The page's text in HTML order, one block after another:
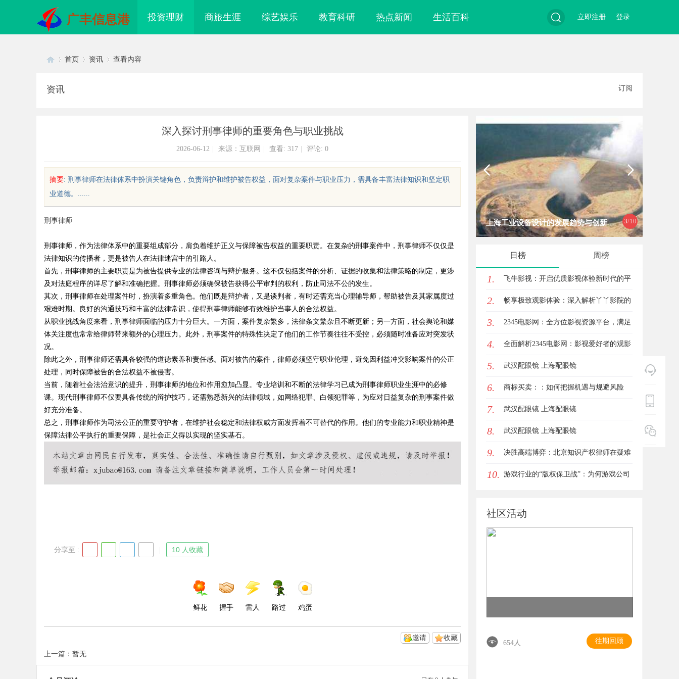
广丰信息港 投资理财 商旅生涯 综艺娱乐 教育科研 热点新闻 生活百科 登录
立即注册
uz
!
首页 资讯 查看内容
资讯 订阅
深入探讨刑事律师的重要角色与职业挑战
2026-06-12 来源：互联网 查看: 317 评论: 0
摘要: 刑事律师在法律体系中扮演关键角色，负责辩护和维护被告权益，面对复杂案件与职业压力，需具备丰富法律知识和坚定职
业道德。......
刑事律师
刑事律师，作为法律体系中的重要组成部分，肩负着维护正义与保障被告权益的重要职责。在复杂的刑事案件中，刑事律师不仅仅是
法律知识的传播者，更是被告人在法律迷宫中的引路人。
首先，刑事律师的主要职责是为被告提供专业的法律咨询与辩护服务。这不仅包括案件的分析、证据的收集和法律策略的制定，更涉
及对法庭程序的详尽了解和准确把握。刑事律师必须确保被告获得公平审判的权利，防止司法不公的发生。
其次，刑事律师在处理案件时，扮演着多重角色。他们既是辩护者，又是谈判者，有时还需充当心理辅导师，帮助被告及其家属度过
艰难时期。良好的沟通技巧和丰富的法律常识，使得刑事律师能够有效维护当事人的合法权益。
从职业挑战角度来看，刑事律师面临的压力十分巨大。一方面，案件复杂繁多，法律条文繁杂且不断更新；另一方面，社会舆论和媒
体关注度也常常给律师带来额外的心理压力。此外，刑事案件的特殊性决定了他们的工作节奏往往不受控，必须随时准备应对突发状
况。
除此之外，刑事律师还需具备较强的道德素养和责任感。面对被告的案件，律师必须坚守职业伦理，避免因利益冲突影响案件的公正
处理，同时保障被告的合法权益不被侵害。
当前，随着社会法治意识的提升，刑事律师的地位和作用愈加凸显。专业培训和不断的法律学习已成为刑事律师职业生涯中的必修
课。现代刑事律师不仅要具备传统的辩护技巧，还需熟悉新兴的法律领域，如网络犯罪、白领犯罪等，为应对日益复杂的刑事案件做
好充分准备。
总之，刑事律师作为司法公正的重要守护者，在维护社会稳定和法律权威方面发挥着不可替代的作用。他们的专业能力和职业精神是
保障法律公平执行的重要保障，是社会正义得以实现的坚实基石。
分享至 : 10 人收藏
鲜花 握手 雷人 路过 鸡蛋
收藏
邀请
上一篇：暂无
3/10
厦专业危化品运输：八类腐蚀
类杂项合规全品类承运解决方 发体系全解析
上海工业设备设计的发展趋势与创新
日榜 周榜
1. 飞牛影视：开启优质影视体验新时代的平
台解析
2. 畅享极致观影体验：深入解析丫丫影院的
魅力与优势
3. 2345电影网：全方位影视资源平台，满足
观影新体验
4. 全面解析2345电影网：影视爱好者的观影
首选平台详解
5. 武汉配眼镜 上海配眼镜
6. 商标买卖：：如何把握机遇与规避风险
7. 武汉配眼镜 上海配眼镜
8. 武汉配眼镜 上海配眼镜
9. 决胜高端博弈：北京知识产权律师在疑难
复杂案件中的破局之道
10. 游戏行业的“版权保卫战”：为何游戏公司
社区活动
654人 往期回顾